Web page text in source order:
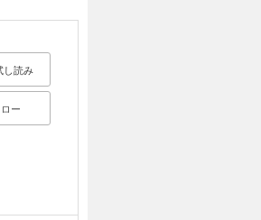
し読み
ー